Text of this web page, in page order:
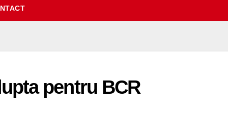
pentru BCR